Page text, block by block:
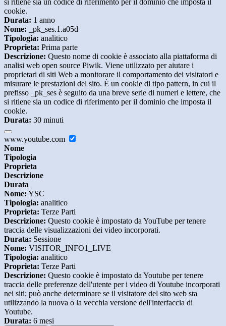
si ritiene sia un codice di riferimento per il dominio che imposta il
cookie.
Durata: 1 anno
Nome: _pk_ses.1.a05d
Tipologia: analitico
Proprieta: Prima parte
Descrizione: Questo nome di cookie è associato alla piattaforma di
analisi web open source Piwik. Viene utilizzato per aiutare i
proprietari di siti Web a monitorare il comportamento dei visitatori e
misurare le prestazioni del sito. È un cookie di tipo pattern, in cui il
prefisso _pk_ses è seguito da una breve serie di numeri e lettere, che
si ritiene sia un codice di riferimento per il dominio che imposta il
cookie.
Durata: 30 minuti
www.youtube.com
Nome
Tipologia
Proprieta
Descrizione
Durata
Nome: YSC
Tipologia: analitico
Proprieta: Terze Parti
Descrizione: Questo cookie è impostato da YouTube per tenere
traccia delle visualizzazioni dei video incorporati.
Durata: Sessione
Nome: VISITOR_INFO1_LIVE
Tipologia: analitico
Proprieta: Terze Parti
Descrizione: Questo cookie è impostato da Youtube per tenere
traccia delle preferenze dell'utente per i video di Youtube incorporati
nei siti; può anche determinare se il visitatore del sito web sta
utilizzando la nuova o la vecchia versione dell'interfaccia di
Youtube.
Durata: 6 mesi